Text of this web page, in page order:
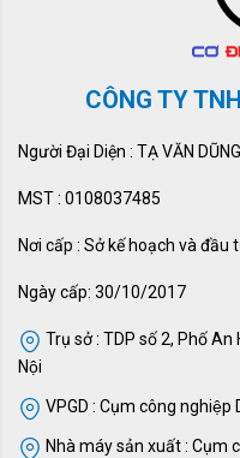
CÔNG TY
Người Đại Diện : TẠ VĂN DŨNG
MST : 0108037485
Nơi cấp : Sở kế hoạch và đầu
Ngày cấp: 30/10/2017
Trụ sở : TDP số 2, Phố
Nội
VPGD : Cụm công nghiệp
Nhà máy sản xuất : Cụm